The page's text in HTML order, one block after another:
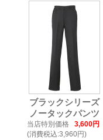
ブラックシリーズ
ノータックパンツ
当店特別価格
3,600円
(消費税込:3,960円)